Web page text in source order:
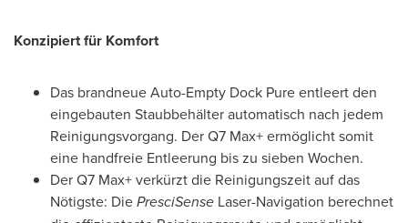
Konzipiert für Komfort
Das brandneue Auto-Empty Dock Pure entleert den
eingebauten Staubbehälter automatisch nach jedem
Reinigungsvorgang. Der Q7 Max+ ermöglicht somit
eine handfreie Entleerung bis zu sieben Wochen.
Der Q7 Max+ verkürzt die Reinigungszeit auf das
Nötigste: DiePresciSense Laser-Navigation berechnet